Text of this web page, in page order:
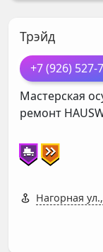
Трэйд
+7 (926) 527-
Мастерская
ремонт
Нагорная